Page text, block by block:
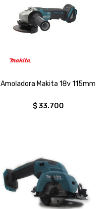
Amoladora Makita 18v 115mm
$ 33.700